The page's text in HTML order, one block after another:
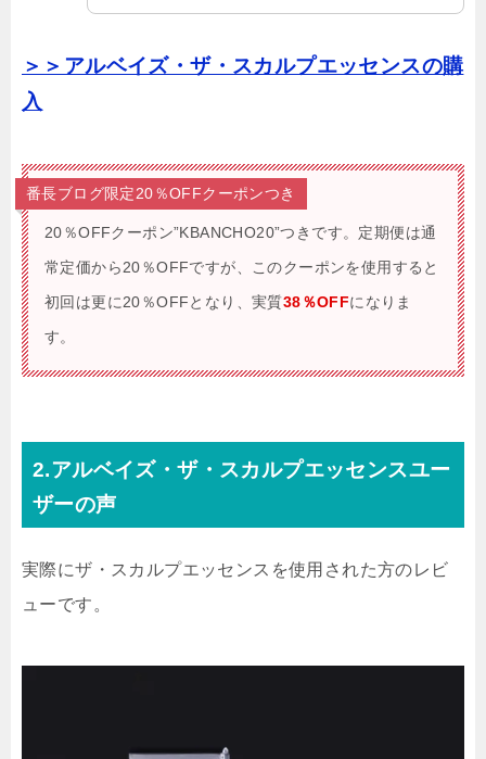
＞＞アルベイズ・ザ・スカルプエッセンスの購
入
番長ブログ限定20％OFFクーポンつき
20％OFFクーポン”KBANCHO20”つきです。 定期便は通
常定価から20％OFFですが、このクーポンを使用すると
初回は更に20％OFFとなり、実質38％OFFになりま
す。
2.アルベイズ・ザ・スカルプエッセンスユー
ザーの声
実際にザ・スカルプエッセンスを使用された方のレビ
ューです。